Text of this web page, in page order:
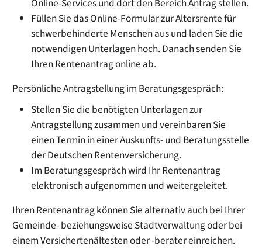
Online-Services und dort den Bereich Antrag stellen.
Füllen Sie das Online-Formular zur Altersrente für
schwerbehinderte Menschen aus und laden Sie die
notwendigen Unterlagen hoch. Danach senden Sie
Ihren Rentenantrag online ab.
Persönliche Antragstellung im Beratungsgespräch:
Stellen Sie die benötigten Unterlagen zur
Antragstellung zusammen und vereinbaren Sie
einen Termin in einer Auskunfts- und Beratungsstelle
der Deutschen Rentenversicherung.
Im Beratungsgespräch wird Ihr Rentenantrag
elektronisch aufgenommen und weitergeleitet.
Ihren Rentenantrag können Sie alternativ auch bei Ihrer
Gemeinde- beziehungsweise Stadtverwaltung oder bei
einemVersichertenältesten oder -beratereinreichen.